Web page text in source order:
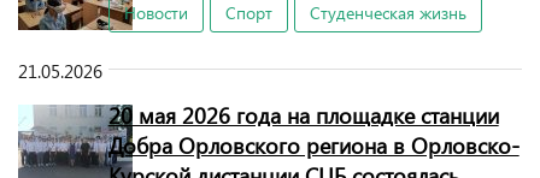
Новости Спорт Студенческая жизнь
21.05.2026
20 мая 2026 года на площадке станции
Добра Орловского региона в Орловско-